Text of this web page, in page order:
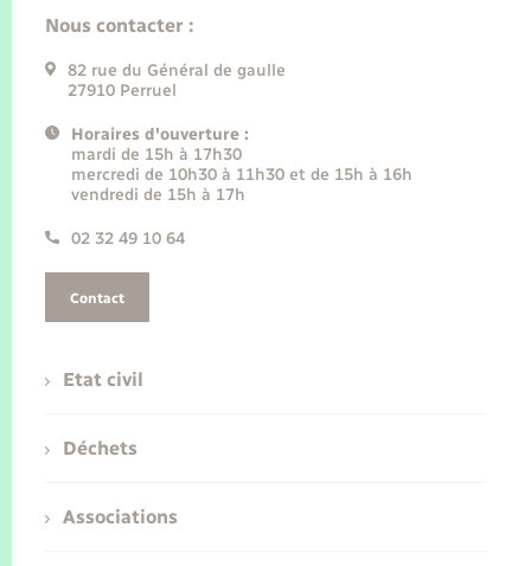
Nous contacter :
82 rue du Général de gaulle
27910 Perruel
Horaires d'ouverture :
mardi de 15h à 17h30
mercredi de 10h30 à 11h30 et de 15h à 16h
vendredi de 15h à 17h
02 32 49 10 64
Contact
Etat civil
Déchets
Associations